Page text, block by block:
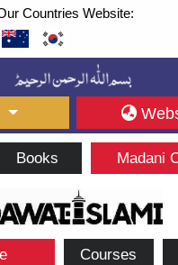
Countries Website:
Books Madani
Courses